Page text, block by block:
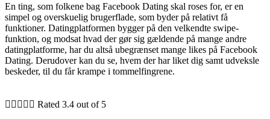
En ting, som folkene bag Facebook Dating skal roses for, er en
simpel og overskuelig brugerflade, som byder på relativt få
funktioner. Datingplatformen bygger på den velkendte swipe-
funktion, og modsat hvad der gør sig gældende på mange andre
datingplatforme, har du altså ubegrænset mange likes på Facebook
Dating. Derudover kan du se, hvem der har liket dig samt udveksle
beskeder, til du får krampe i tommelfingrene.
     Rated 3.4 out of 5